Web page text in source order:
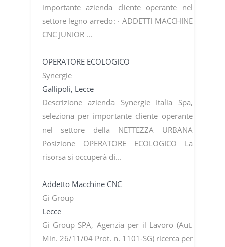
importante azienda cliente operante nel
settore legno arredo: · ADDETTI MACCHINE
CNC JUNIOR ...
OPERATORE ECOLOGICO
Synergie
Gallipoli, Lecce
Descrizione azienda Synergie Italia Spa,
seleziona per importante cliente operante
nel settore della NETTEZZA URBANA
Posizione OPERATORE ECOLOGICO La
risorsa si occuperà di...
Addetto Macchine CNC
Gi Group
Lecce
Gi Group SPA, Agenzia per il Lavoro (Aut.
Min. 26/11/04 Prot. n. 1101-SG) ricerca per